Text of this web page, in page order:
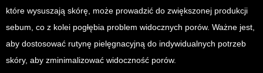
które wysuszają skórę, może prowadzić do zwiększonej produkcji
sebum, co z kolei pogłębia problem widocznych porów. Ważne jest,
aby dostosować rutynę pielęgnacyjną do indywidualnych potrzeb
skóry, aby zminimalizować widoczność porów.